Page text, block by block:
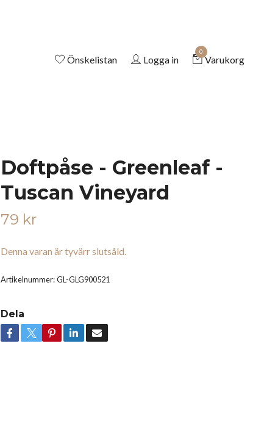
Önskelistan Logga in
0
Varukorg
Doftpåse - Greenleaf -
Tuscan Vineyard
79 kr
Denna varan är tyvärr slutsåld.
Artikelnummer:GL-GLG900521
Dela